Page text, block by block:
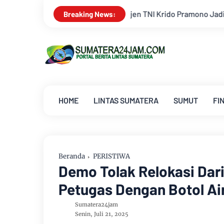
Breaking News:
Krido Pramono Jadi Ikon Singing Competition HUT Ke-81 RI
HOME LINTAS SUMATERA SUMUT
Beranda PERISTIWA
Demo Tolak Relokasi
Petugas Dengan Botol
Sumatera24jam
Senin, Juli 21, 2025